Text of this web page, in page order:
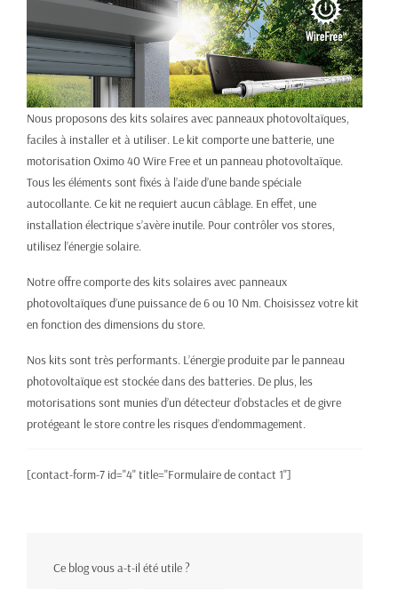
Nous proposons des kits solaires avec panneaux photovoltaïques,
faciles à installer et à utiliser. Le kit comporte une batterie, une
motorisation Oximo 40 Wire Free et un panneau photovoltaïque.
Tous les éléments sont fixés à l’aide d’une bande spéciale
autocollante. Ce kit ne requiert aucun câblage. En effet, une
installation électrique s’avère inutile. Pour contrôler vos stores,
utilisez l’énergie solaire.
Notre offre comporte des kits solaires avec panneaux
photovoltaïques d’une puissance de 6 ou 10 Nm. Choisissez votre kit
en fonction des dimensions du store.
Nos kits sont très performants. L’énergie produite par le panneau
photovoltaïque est stockée dans des batteries. De plus, les
motorisations sont munies d’un détecteur d’obstacles et de givre
protégeant le store contre les risques d’endommagement.
[contact-form-7 id="4" title="Formulaire de contact 1"]
Ce blog vous a-t-il été utile ?